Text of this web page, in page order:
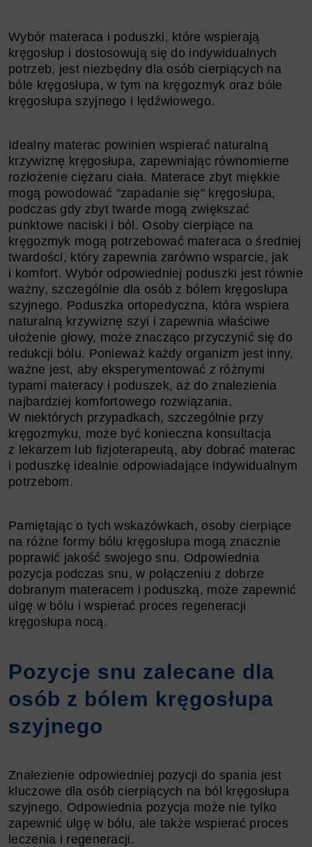
Wybór materaca i poduszki, które wspierają
kręgosłup i dostosowują się do indywidualnych
potrzeb, jest niezbędny dla osób cierpiących na
bóle kręgosłupa, w tym na kręgozmyk oraz bóle
kręgosłupa szyjnego i lędźwiowego.
Idealny materac powinien wspierać naturalną
krzywiznę kręgosłupa, zapewniając równomierne
rozłożenie ciężaru ciała. Materace zbyt miękkie
mogą powodować "zapadanie się" kręgosłupa,
podczas gdy zbyt twarde mogą zwiększać
punktowe naciski i ból. Osoby cierpiące na
kręgozmyk mogą potrzebować materaca o średniej
twardości, który zapewnia zarówno wsparcie, jak
i komfort. Wybór odpowiedniej poduszki jest równie
ważny, szczególnie dla osób z bólem kręgosłupa
szyjnego. Poduszka ortopedyczna, która wspiera
naturalną krzywiznę szyi i zapewnia właściwe
ułożenie głowy, może znacząco przyczynić się do
redukcji bólu. Ponieważ każdy organizm jest inny,
ważne jest, aby eksperymentować z różnymi
typami materacy i poduszek, aż do znalezienia
najbardziej komfortowego rozwiązania.
W niektórych przypadkach, szczególnie przy
kręgozmyku, może być konieczna konsultacja
z lekarzem lub fizjoterapeutą, aby dobrać materac
i poduszkę idealnie odpowiadające indywidualnym
potrzebom.
Pamiętając o tych wskazówkach, osoby cierpiące
na różne formy bólu kręgosłupa mogą znacznie
poprawić jakość swojego snu. Odpowiednia
pozycja podczas snu, w połączeniu z dobrze
dobranym materacem i poduszką, może zapewnić
ulgę w bólu i wspierać proces regeneracji
kręgosłupa nocą.
Pozycje snu zalecane dla
osób z bólem kręgosłupa
szyjnego
Znalezienie odpowiedniej pozycji do spania jest
kluczowe dla osób cierpiących na ból kręgosłupa
szyjnego. Odpowiednia pozycja może nie tylko
zapewnić ulgę w bólu, ale także wspierać proces
leczenia i regeneracji.